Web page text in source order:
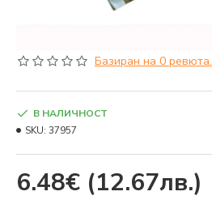
Базиран на 0 ревюта.
6.48€ (12.67лв.)
В НАЛИЧНОСТ
SKU: 37957